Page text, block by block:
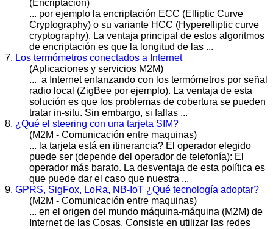
(Encriptación)
... por ejemplo la encriptación ECC (Elliptic Curve
Cryptography) o su variante HCC (Hyperelliptic curve
cryptography). La ventaja principal de estos algoritmos
de encriptación es que la longitud de las ...
7. Los termómetros conectados a Internet
(Aplicaciones y servicios M2M)
... a Internet enlanzando con los termómetros por señal
radio local (ZigBee por ejemplo). La ventaja de esta
solución es que los problemas de cobertura se pueden
tratar in-situ. Sin embargo, si fallas ...
8. ¿Qué el steering con una tarjeta SIM?
(M2M - Comunicación entre maquinas)
... la tarjeta está en itinerancia? El operador elegido
puede ser (depende del operador de telefonía): El
operador más barato. La desventaja de esta política es
que puede dar el caso que nuestra ...
9. GPRS, SigFox, LoRa, NB-IoT ¿Qué tecnología adoptar?
(M2M - Comunicación entre maquinas)
... en el origen del mundo máquina-máquina (M2M) de
Internet de las Cosas. Consiste en utilizar las redes